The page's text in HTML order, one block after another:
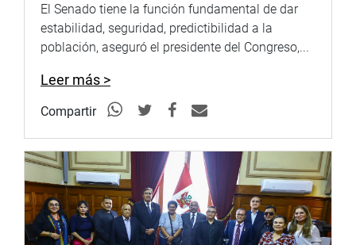
El Senado tiene la función fundamental de dar
estabilidad, seguridad, predictibilidad a la
población, aseguró el presidente del Congreso,...
Leer más >
Compartir